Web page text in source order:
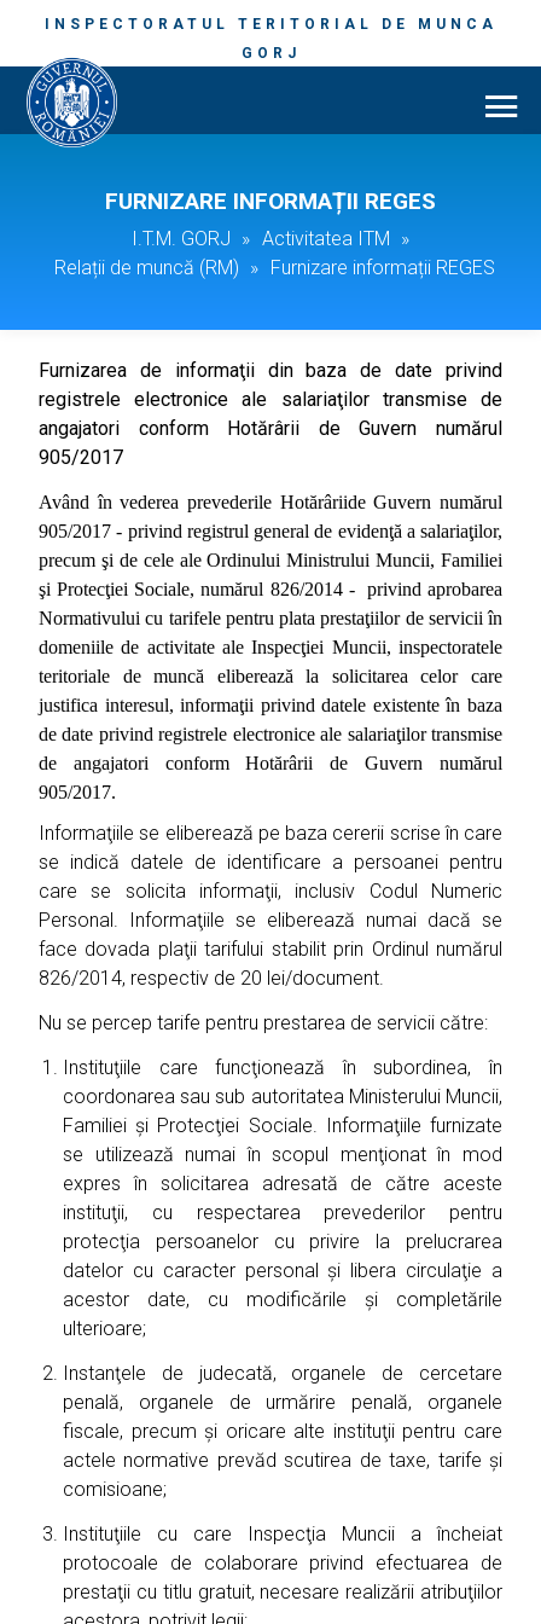
INSPECTORATUL TERITORIAL DE MUNCA
GORJ
FURNIZARE INFORMAȚII REGES
I.T.M. GORJ » Activitatea ITM »
Relații de muncă (RM) » Furnizare informații REGES
Furnizarea de informaţii din baza de date privind
registrele electronice ale salariaţilor transmise de
angajatori conform Hotărârii de Guvern numărul
905/2017
Având în vederea prevederile Hotărâriide Guvern numărul
905/2017 - privind registrul general de evidenţă a salariaţilor,
precum şi de cele ale Ordinului Ministrului Muncii, Familiei
şi Protecţiei Sociale, numărul 826/2014 - privind aprobarea
Normativului cu tarifele pentru plata prestaţiilor de servicii în
domeniile de activitate ale Inspecţiei Muncii, inspectoratele
teritoriale de muncă eliberează la solicitarea celor care
justifica interesul, informaţii privind datele existente în baza
de date privind registrele electronice ale salariaţilor transmise
de angajatori conform Hotărârii de Guvern numărul
905/2017.
Informaţiile se eliberează pe baza cererii scrise în care
se indică datele de identificare a persoanei pentru
care se solicita informaţii, inclusiv Codul Numeric
Personal. Informaţiile se eliberează numai dacă se
face dovada plaţii tarifului stabilit prin Ordinul numărul
826/2014, respectiv de 20 lei/document.
Nu se percep tarife pentru prestarea de servicii către:
Instituţiile care funcţionează în subordinea, în
coordonarea sau sub autoritatea Ministerului Muncii,
Familiei şi Protecţiei Sociale. Informaţiile furnizate
se utilizează numai în scopul menţionat în mod
expres în solicitarea adresată de către aceste
instituţii, cu respectarea prevederilor pentru
protecţia persoanelor cu privire la prelucrarea
datelor cu caracter personal şi libera circulaţie a
acestor date, cu modificările şi completările
ulterioare;
Instanţele de judecată, organele de cercetare
penală, organele de urmărire penală, organele
fiscale, precum şi oricare alte instituţii pentru care
actele normative prevăd scutirea de taxe, tarife şi
comisioane;
Instituţiile cu care Inspecţia Muncii a încheiat
protocoale de colaborare privind efectuarea de
prestaţii cu titlu gratuit, necesare realizării atribuţiilor